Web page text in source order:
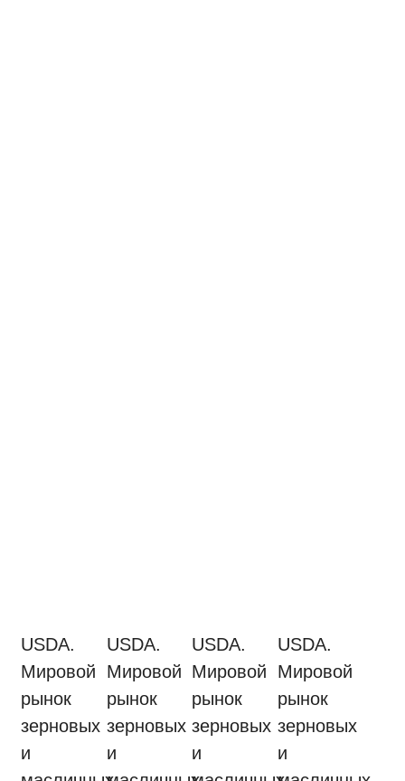
USDA.
Мировой
рынок
зерновых
и
USDA.
Мировой
рынок
зерновых
и
USDA.
Мировой
рынок
зерновых
и
USDA.
Мировой
рынок
зерновых
и